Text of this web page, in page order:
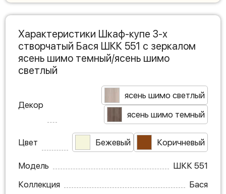
Характеристики Шкаф-купе 3-х
створчатый Бася ШКК 551 с зеркалом
ясень шимо темный/ясень шимо
светлый
Декор
ясень шимо светлый
ясень шимо темный
Цвет Бежевый Коричневый
Модель
ШКК 551
Коллекция
Бася